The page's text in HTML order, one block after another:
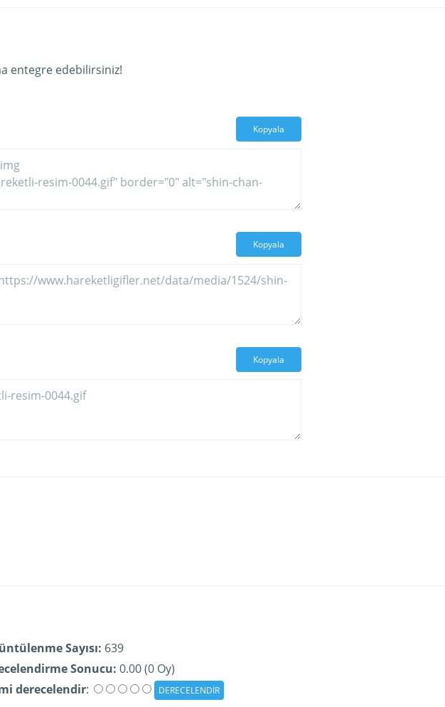
entegre edebilirsiniz!
Kopyala
Kopyala
Kopyala
Sayısı: 639
Sonucu: 0.00 (0 Oy)
derecelendir: